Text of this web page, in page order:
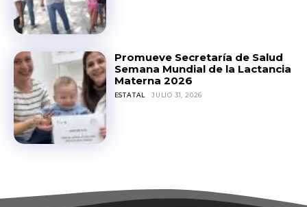
Promueve Secretaría de Salud
Semana Mundial de la Lactancia
Materna 2026
ESTATAL JULIO 31, 2026